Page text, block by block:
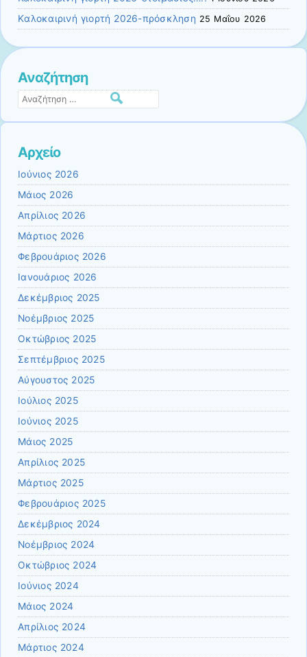
Kαλοκαιρινή γιορτή 2026-πρόσκληση 25 Μαΐου 2026
Αναζήτηση
Αναζήτηση
Αρχείο
Ιούνιος 2026
Μάιος 2026
Απρίλιος 2026
Μάρτιος 2026
Φεβρουάριος 2026
Ιανουάριος 2026
Δεκέμβριος 2025
Νοέμβριος 2025
Οκτώβριος 2025
Σεπτέμβριος 2025
Αύγουστος 2025
Ιούλιος 2025
Ιούνιος 2025
Μάιος 2025
Απρίλιος 2025
Μάρτιος 2025
Φεβρουάριος 2025
Δεκέμβριος 2024
Νοέμβριος 2024
Οκτώβριος 2024
Ιούνιος 2024
Μάιος 2024
Απρίλιος 2024
Μάρτιος 2024